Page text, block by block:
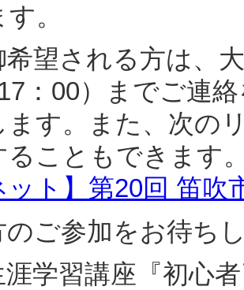
。
希望される方は、
：00）までご連
ます。また、次の
ることもできます
ット】第20回 笛
のご参加をお待ち
涯学習講座『初心